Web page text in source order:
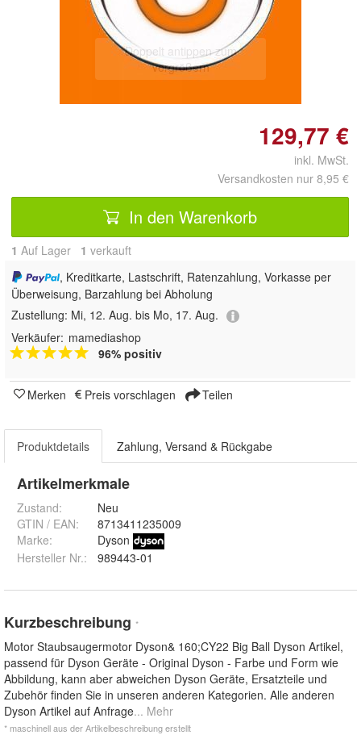
Doppelt antippen zum
vergrößern
129,77 €
inkl. MwSt.
Versandkosten nur 8,95 €
In den Warenkorb
1 Auf Lager 1 verkauft
, Kreditkarte, Lastschrift, Ratenzahlung, Vorkasse per
Überweisung, Barzahlung bei Abholung
Zustellung: Mi, 12. Aug. bis Mo, 17. Aug.
Verkäufer: mamediashop
96% positiv
Merken Preis vorschlagen Teilen
Produktdetails Zahlung, Versand & Rückgabe
Artikelmerkmale
Zustand:
Neu
GTIN / EAN:
8713411235009
Marke:
Dyson
Hersteller Nr.:
989443-01
Kurzbeschreibung *
Motor Staubsaugermotor Dyson& 160;CY22 Big Ball Dyson Artikel,
passend für Dyson Geräte - Original Dyson - Farbe und Form wie
Abbildung, kann aber abweichen Dyson Geräte, Ersatzteile und
Zubehör finden Sie in unseren anderen Kategorien. Alle anderen
Dyson Artikel auf Anfrage... Mehr
* maschinell aus der Artikelbeschreibung erstellt